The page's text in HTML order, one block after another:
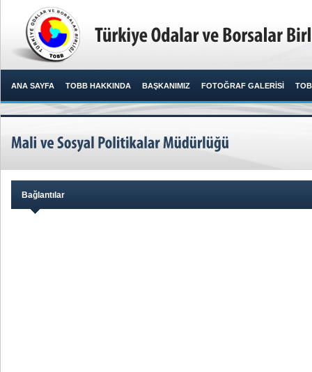
ANA SAYFA TOBB HAKKINDA BAŞKANIMIZ FOTOĞRAF GALERİSİ
Bağlantılar